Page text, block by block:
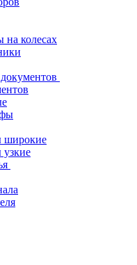
колесах
широкие